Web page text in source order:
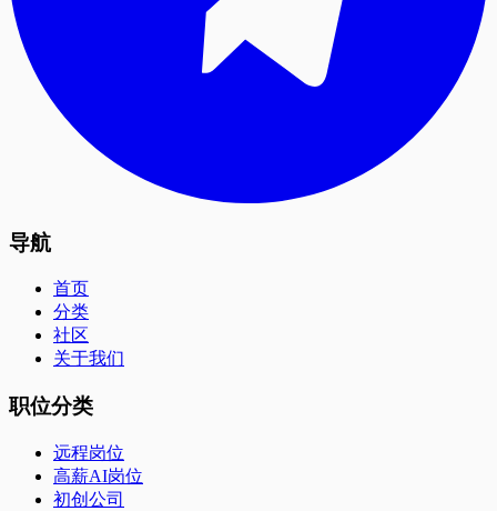
导航
首页
分类
社区
关于我们
职位分类
远程岗位
高薪AI岗位
初创公司